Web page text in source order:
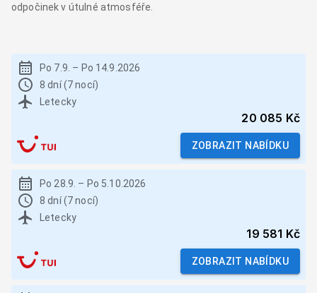
odpočinek v útulné atmosféře.
Po 7.9. – Po 14.9.2026
8 dní (7 nocí)
Letecky
20 085 Kč
ZOBRAZIT NABÍDKU
Po 28.9. – Po 5.10.2026
8 dní (7 nocí)
Letecky
19 581 Kč
ZOBRAZIT NABÍDKU